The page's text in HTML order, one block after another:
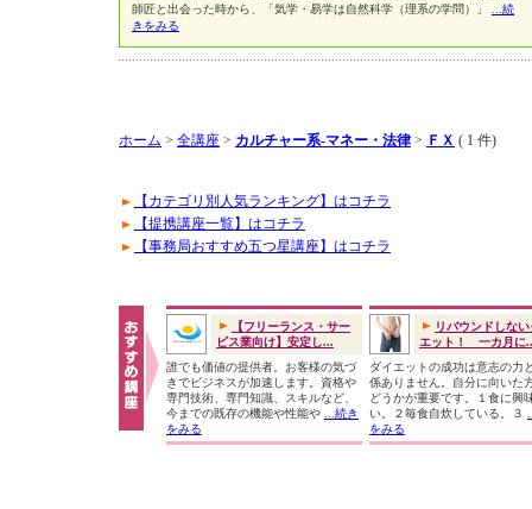
師匠と出会った時から、「気学・易学は自然科学（理系の学問）」
...続
きをみる
ホーム > 全講座 > カルチャー系-マネー・法律> ＦＸ ( 1 件)
【カテゴリ別人気ランキング】はコチラ
【提携講座一覧】はコチラ
【事務局おすすめ五つ星講座】はコチラ
【フリーランス・サー
ビス業向け】安定し...
誰でも価値の提供者。お客様の気づ
きでビジネスが加速します。資格や
専門技術、専門知識、スキルなど、
今までの既存の機能や性能や
...続き
をみる
リバウンドしな
エット！ 一カ月に
ダイエットの成功は意志の力
係ありません。自分に向いた
どうかが重要です。１食に興
い。２毎食自炊している。３
をみる